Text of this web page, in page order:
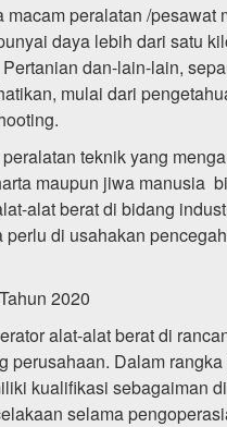
macam peralatan /pesawat
daya lebih dari satu
dan-lain-lain,
mulai dari
teknik yang
maupun jiwa manusia
alat berat di bidang
di usahakan
2020
alat-alat berat di
perusahaan. Dalam
kualifikasi sebagaiman
selama